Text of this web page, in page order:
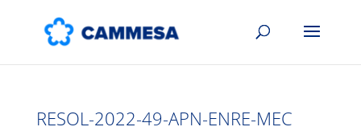
RESOL-2022-49-APN-ENRE-MEC